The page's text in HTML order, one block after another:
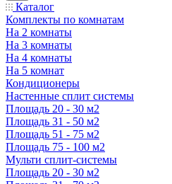
Каталог
Комплекты по комнатам
На 2 комнаты
На 3 комнаты
На 4 комнаты
На 5 комнат
Кондиционеры
Настенные сплит системы
Площадь 20 - 30 м2
Площадь 31 - 50 м2
Площадь 51 - 75 м2
Площадь 75 - 100 м2
Мульти сплит-системы
Площадь 20 - 30 м2